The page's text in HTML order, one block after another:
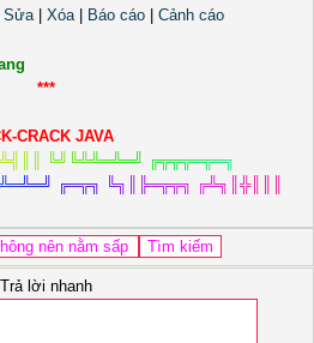
Sửa| Xóa| Báo cáo
Cảnh cáo
***
CRACK JAVA
╩╣ ╚╝ ╚╩╩═╩═╝ ╔╦╦╦═╦═╗
╩═╩═╝ ╔═╦╗ ╚╗ ╠═╦╦╗ ╔╩╗ ╬║
Trả lời nhanh